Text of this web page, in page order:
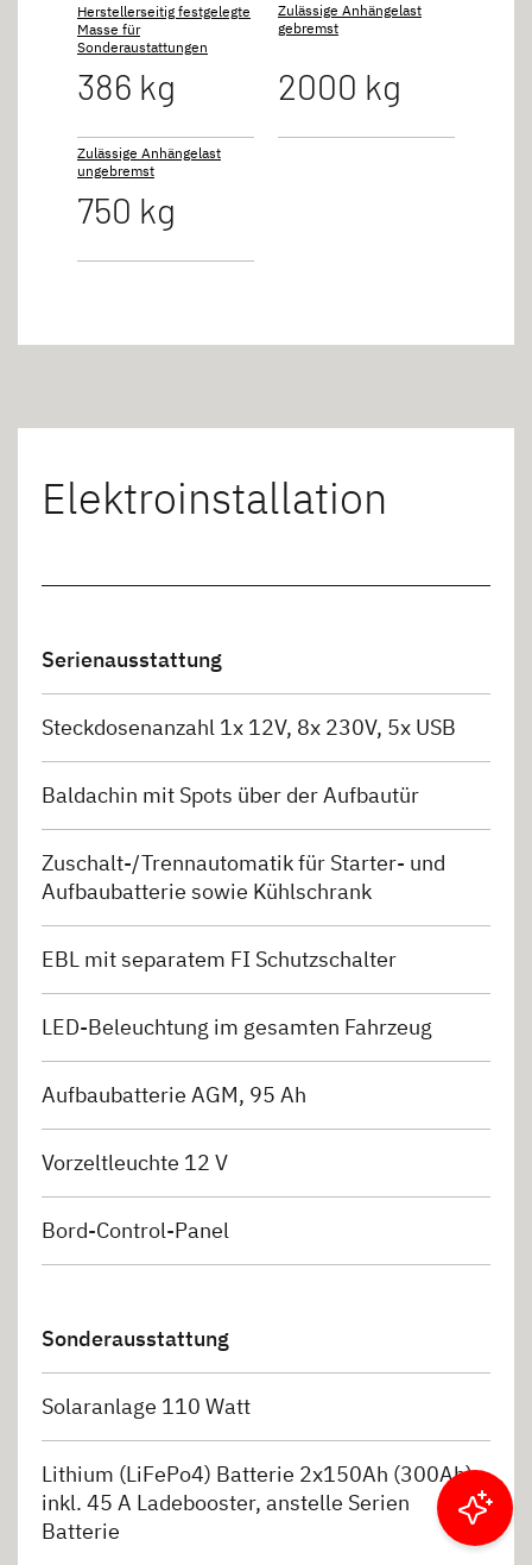
Herstellerseitig festgelegte
Masse für
Sonderaustattungen
386 kg
Zulässige Anhängelast
gebremst
2000 kg
Zulässige Anhängelast
ungebremst
750 kg
Elektroinstallation
Serienausstattung
Steckdosenanzahl 1x 12V, 8x 230V, 5x USB
Baldachin mit Spots über der Aufbautür
Zuschalt-/Trennautomatik für Starter- und
Aufbaubatterie sowie Kühlschrank
EBL mit separatem FI Schutzschalter
LED-Beleuchtung im gesamten Fahrzeug
Aufbaubatterie AGM, 95 Ah
Vorzeltleuchte 12 V
Bord-Control-Panel
Sonderausstattung
Solaranlage 110 Watt
Lithium (LiFePo4) Batterie 2x150Ah (300Ah)
inkl. 45 A Ladebooster, anstelle Serien
Batterie
Ergebnisse filtern